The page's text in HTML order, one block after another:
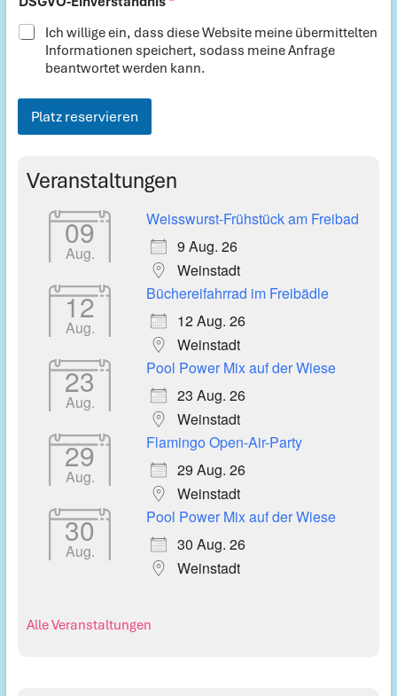
i
n
v
n
Ich willige ein, dass diese Website meine übermittelten
Informationen speichert, sodass meine Anfrage
beantwortet werden kann.
Platz reservieren
Veranstaltungen
09
Aug.
Weisswurst-Frühstück am Freibad
9 Aug. 26
Weinstadt
12
Aug.
Büchereifahrrad im Freibädle
12 Aug. 26
Weinstadt
23
Aug.
Pool Power Mix auf der Wiese
23 Aug. 26
Weinstadt
29
Aug.
Flamingo Open-Air-Party
29 Aug. 26
Weinstadt
30
Aug.
Pool Power Mix auf der Wiese
30 Aug. 26
Weinstadt
Alle Veranstaltungen